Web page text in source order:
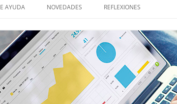
AYUDA NOVEDADES REFLEXIONES